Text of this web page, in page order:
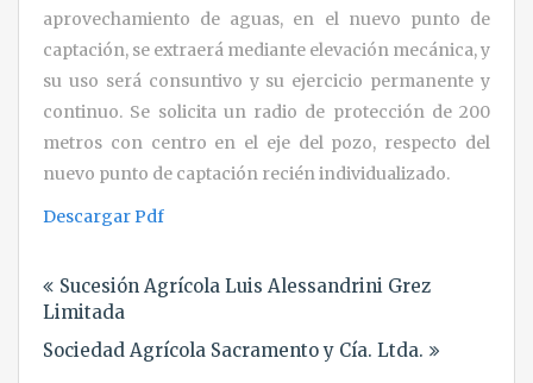
aprovechamiento de aguas, en el nuevo punto de
captación, se extraerá mediante elevación mecánica, y
su uso será consuntivo y su ejercicio permanente y
continuo. Se solicita un radio de protección de 200
metros con centro en el eje del pozo, respecto del
nuevo punto de captación recién individualizado.
Descargar Pdf
de
entradas
Sucesión Agrícola Luis Alessandrini Grez
Limitada
Sociedad Agrícola Sacramento y Cía. Ltda.